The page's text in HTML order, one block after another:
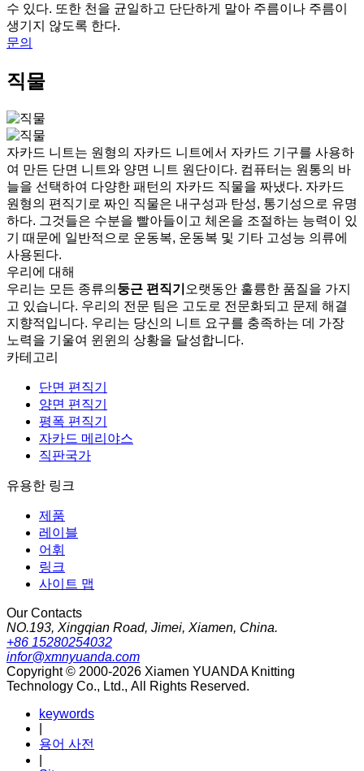
수 있다. 또한 천을 균일하고 단단하게 말아 주름이나 주름이
생기지 않도록 한다.
문의
직물
자카드 니트는 원형의 자카드 니트에서 자카드 기구를 사용하
여 만든 단면 니트와 양면 니트 원단이다. 컴퓨터는 원통의 바
늘을 선택하여 다양한 패턴의 자카드 직물을 짜냈다. 자카드
원형의 편직기로 짜인 직물은 내구성과 탄성, 통기성으로 유명
하다. 그것들은 수분을 빨아들이고 체온을 조절하는 능력이 있
기 때문에 일반적으로 운동복, 운동복 및 기타 고성능 의류에
사용된다.
우리에 대해
우리는 모든 종류의 둥근 편직기 오랫동안 훌륭한 품질을 가지
고 있습니다. 우리의 전문 팀은 고도로 전문화되고 문제 해결
지향적입니다. 우리는 당신의 니트 요구를 충족하는 데 가장
노력을 기울여 윈윈의 상황을 달성합니다.
카테고리
단면 편직기
양면 편직기
평폭 편직기
자카드 메리야스
직판국가
유용한 링크
제품
레이블
어휘
링크
사이트 맵
Our Contacts
NO.193, Xingqian Road, Jimei, Xiamen, China.
+86 15280254032
infor@xmnyuanda.com
Copyright © 2000-2026 Xiamen YUANDA Knitting
Technology Co., Ltd., All Rights Reserved.
keywords
용어 사전